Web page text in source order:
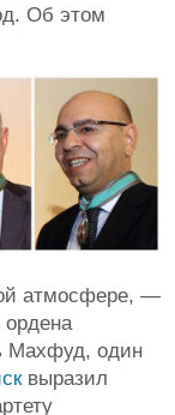
Об этом
атмосфере, —
ордена
Махфуд, один
выразил